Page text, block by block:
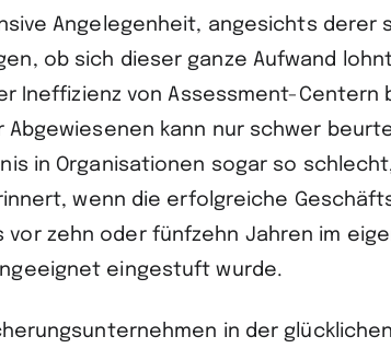
Angelegenheit, angesichts derer
ob sich dieser ganze Aufwand
Ineffizienz von Assessment-Centern
Abgewiesenen kann nur schwer
in Organisationen sogar so
wenn die erfolgreiche
vor zehn oder fünfzehn Jahren im
eingestuft wurde.
in der